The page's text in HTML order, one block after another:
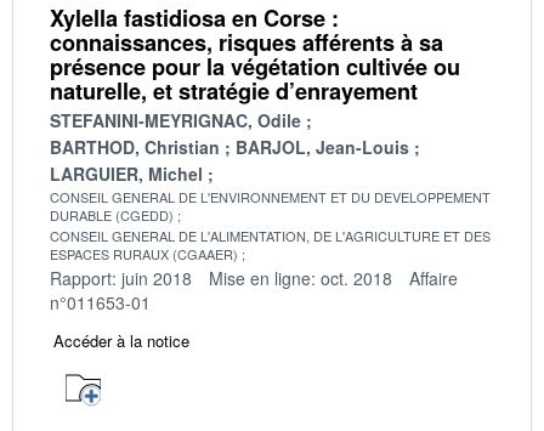
Xylella fastidiosa en Corse :
connaissances, risques afférents à sa
présence pour la végétation cultivée ou
naturelle, et stratégie d’enrayement
STEFANINI-MEYRIGNAC, Odile
BARTHOD, Christian
BARJOL, Jean-Louis
LARGUIER, Michel
CONSEIL GENERAL DE L'ENVIRONNEMENT ET DU DEVELOPPEMENT
DURABLE (CGEDD)
CONSEIL GENERAL DE L'ALIMENTATION, DE L'AGRICULTURE ET DES
ESPACES RURAUX (CGAAER)
Rapport: juin 2018 Mise en ligne: oct. 2018
Affaire
n°011653-01
Accéder à la notice